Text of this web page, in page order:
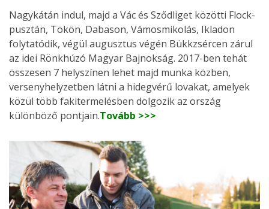
Nagykátán indul, majd a Vác és Sződliget közötti Flock-
pusztán, Tökön, Dabason, Vámosmikolás, Ikladon
folytatódik, végül augusztus végén Bükkzsércen zárul
az idei Rönkhúzó Magyar Bajnokság. 2017-ben tehát
összesen 7 helyszínen lehet majd munka közben,
versenyhelyzetben látni a hidegvérű lovakat, amelyek
közül több fakitermelésben dolgozik az ország
különböző pontjain.Tovább >>>